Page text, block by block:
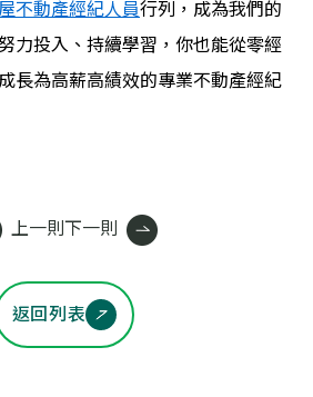
不動產經紀人員行列，成為我們的
力投入、持續學習，你也能從零經
長為高薪高績效的專業不動產經紀
上一則下一則
返回列表